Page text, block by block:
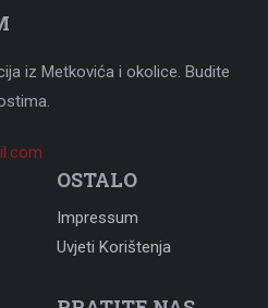
iz Metkovića i okolice. Budite
OSTALO
Impressum
Uvjeti Korištenja